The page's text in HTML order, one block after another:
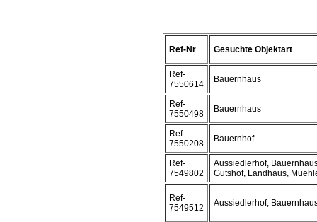
Ref-Nr Gesuchte Objektart
Ref-
7550614
Bauernhaus
Ref-
7550498
Bauernhaus
Ref-
7550208
Bauernhof
Ref-
7549802
Aussiedlerhof,
Gutshof, Landhaus,
Ref-
7549512
Aussiedlerhof,